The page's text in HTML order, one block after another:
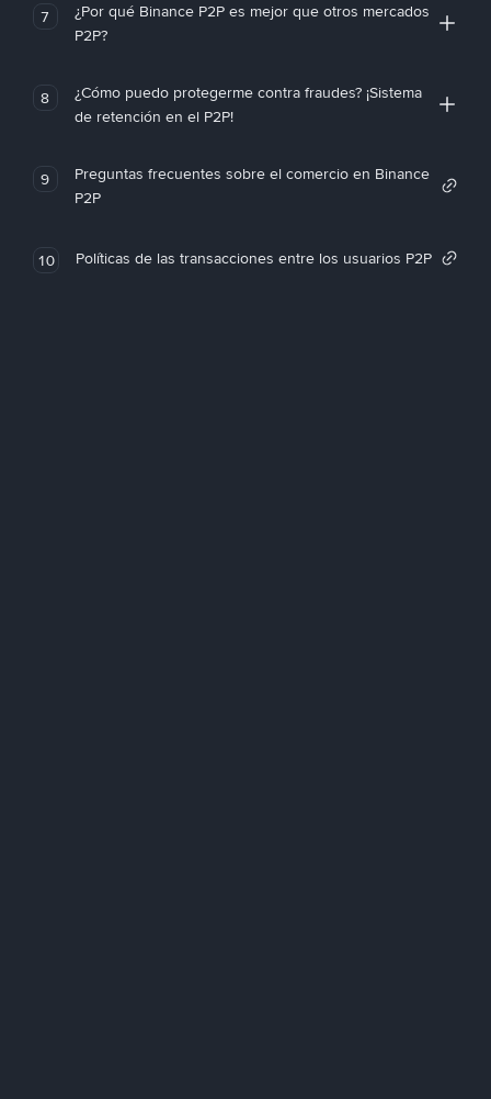
7
¿Por qué Binance P2P es mejor que otros mercados
P2P?
8
¿Cómo puedo protegerme contra fraudes? ¡Sistema
de retención en el P2P!
9
Preguntas frecuentes sobre el comercio en Binance
P2P
10 Políticas de las transacciones entre los usuarios P2P